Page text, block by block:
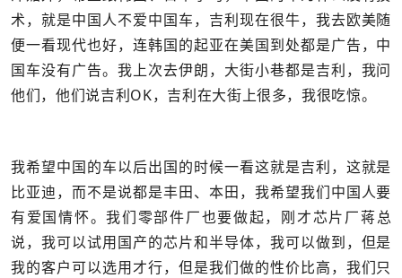
术，就是中国人不爱中国车，吉利现在很牛，我去欧美随
便一看现代也好，连韩国的起亚在美国到处都是广告，中
国车没有广告。我上次去伊朗，大街小巷都是吉利，我问
他们，他们说吉利OK，吉利在大街上很多，我很吃惊。
我希望中国的车以后出国的时候一看这就是吉利，这就是
比亚迪，而不是说都是丰田、本田，我希望我们中国人要
有爱国情怀。我们零部件厂也要做起，刚才芯片厂蒋总
说，我可以试用国产的芯片和半导体，我可以做到，但是
我的客户可以选用才行，但是我们做的性价比高，我们只